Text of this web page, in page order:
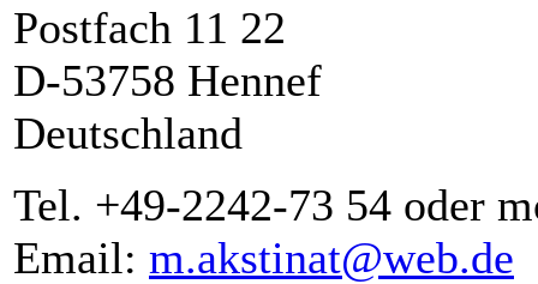
Postfach 11 22
D-53758 Hennef
Deutschland
Tel. +49-2242-73 54 oder
Email: m.akstinat@web.de